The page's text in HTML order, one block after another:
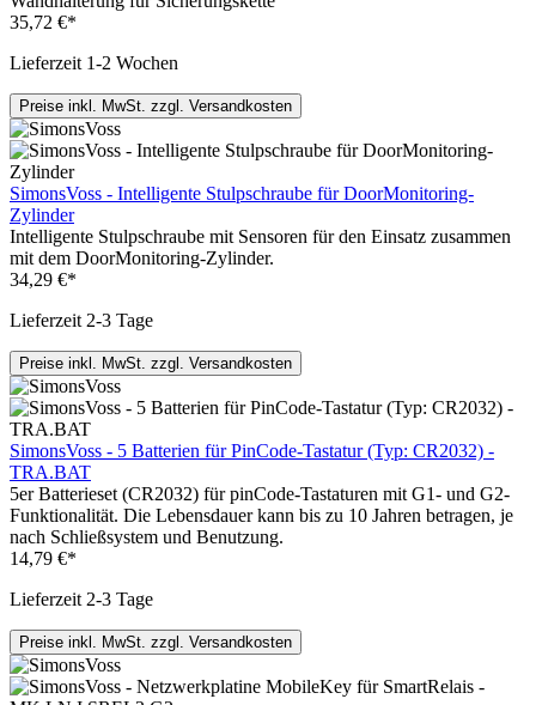
35,72 €*
Lieferzeit 1-2 Wochen
Preise inkl. MwSt. zzgl. Versandkosten
SimonsVoss - Intelligente Stulpschraube für DoorMonitoring-
Zylinder
Intelligente Stulpschraube mit Sensoren für den Einsatz zusammen
mit dem DoorMonitoring-Zylinder.
34,29 €*
Lieferzeit 2-3 Tage
Preise inkl. MwSt. zzgl. Versandkosten
SimonsVoss - 5 Batterien für PinCode-Tastatur (Typ: CR2032) -
TRA.BAT
5er Batterieset (CR2032) für pinCode-Tastaturen mit G1- und G2-
Funktionalität. Die Lebensdauer kann bis zu 10 Jahren betragen, je
nach Schließsystem und Benutzung.
14,79 €*
Lieferzeit 2-3 Tage
Preise inkl. MwSt. zzgl. Versandkosten